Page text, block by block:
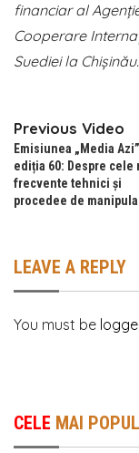
financiar al
Cooperare
Suediei la Chișinău.
Previous Video
Emisiunea „Media
ediția 60: Despre cele
frecvente tehnici și
procedee de
LEAVE A REPLY
You must be
CELE MAI